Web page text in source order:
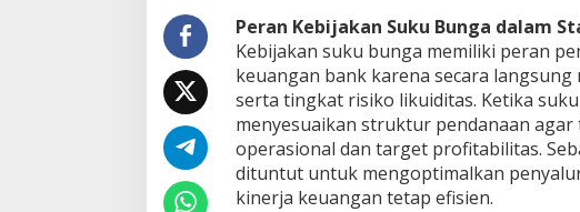
Peran Kebijakan Suku Bunga dalam
Kebijakan suku bunga memiliki peran
keuangan bank karena secara
serta tingkat risiko likuiditas. Ketika
menyesuaikan struktur pendanaan
operasional dan target profitabilitas.
dituntut untuk mengoptimalkan
kinerja keuangan tetap efisien.